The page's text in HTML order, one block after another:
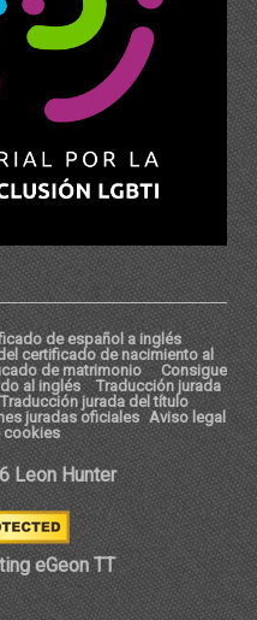
de español a inglés
certificado de nacimiento al
de matrimonio
Consigue
al inglés
Traducción jurada
Traducción jurada del título
juradas oficiales Aviso legal
cookies
Leon Hunter
eGeon TT